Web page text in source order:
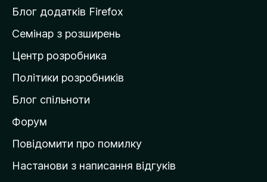
и
а
д
о
і
в
к
M
Блог додатків Firefox
Семінар з розширень
Центр розробника
Політики розробників
Блог спільноти
Форум
Повідомити про помилку
Настанови з написання відгуків